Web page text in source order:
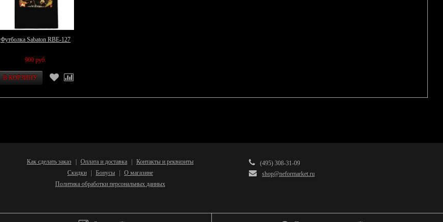
Футболка Sabaton RBE-127
900 руб.
Как сделать заказ Оплата и доставка
Контакты и реквизиты
Скидки
Бонусы
О магазине
Политика обработки персональных данных
(495) 308-31-09
shop@neformarket.ru